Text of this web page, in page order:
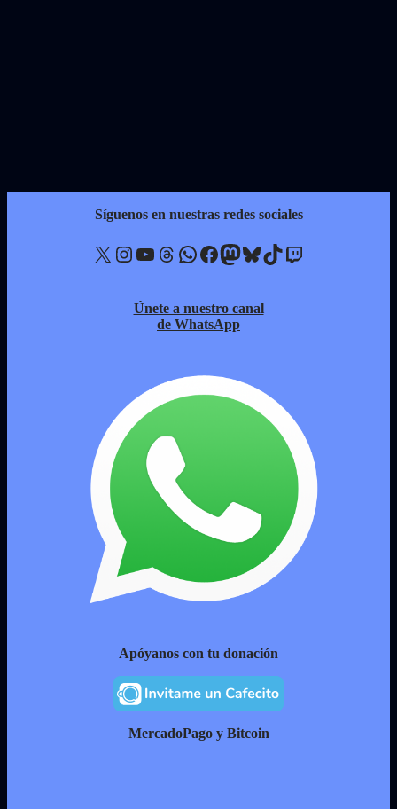
Síguenos en nuestras redes sociales
X Instagram YouTube Threads WhatsApp Facebook Mastodon Bluesky TikTok Twitch
Únete a nuestro canal
de WhatsApp
Apóyanos con tu donación
MercadoPago y Bitcoin